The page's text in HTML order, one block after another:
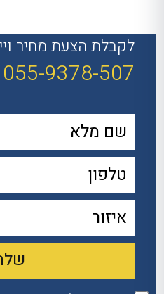
לקבלת הצעת מחיר
055-9378-507